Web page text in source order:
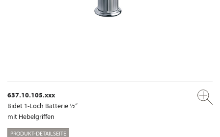
637.10.105.xxx
Bidet 1-Loch Batterie ½“
mit Hebelgriffen
PRODUKT-DETAILSEITE